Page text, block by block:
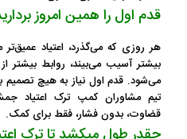
قدم اول را همین امروز
هر روزی که می‌گذرد، اعتیاد
بیشتر آسیب می‌بیند، روابط
می‌شود. قدم اول نیاز به هیچ
تیم مشاوران کمپ ترک اعتیاد
قضاوت، بدون فشار، فقط برای کمک.